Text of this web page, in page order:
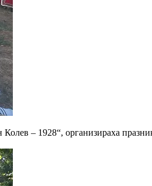
– 1928“, организираха